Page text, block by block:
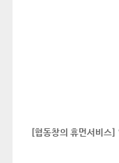
[협동창의 휴먼서비스]